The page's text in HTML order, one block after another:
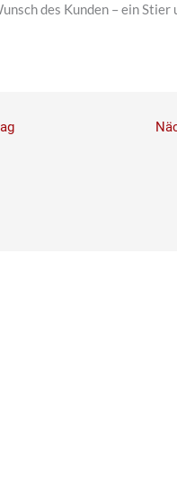
des Kunden – ein Stier